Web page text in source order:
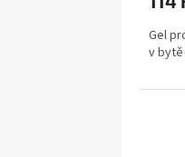
Gel
v bytě